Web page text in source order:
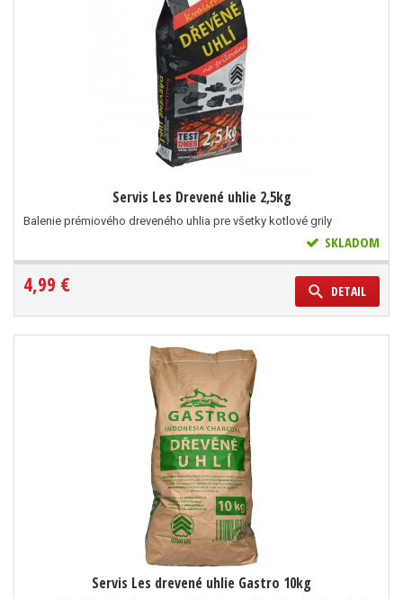
Servis Les Drevené uhlie 2,5kg
Balenie prémiového dreveného uhlia pre všetky kotlové grily
SKLADOM
4,99 € DETAIL
Servis Les drevené uhlie Gastro 10kg